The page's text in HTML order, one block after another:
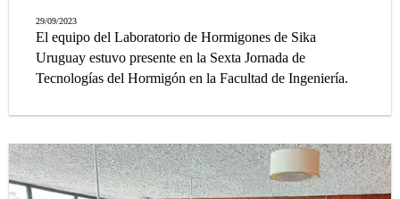
29/09/2023
El equipo del Laboratorio de Hormigones de Sika
Uruguay estuvo presente en la Sexta Jornada de
Tecnologías del Hormigón en la Facultad de Ingeniería.